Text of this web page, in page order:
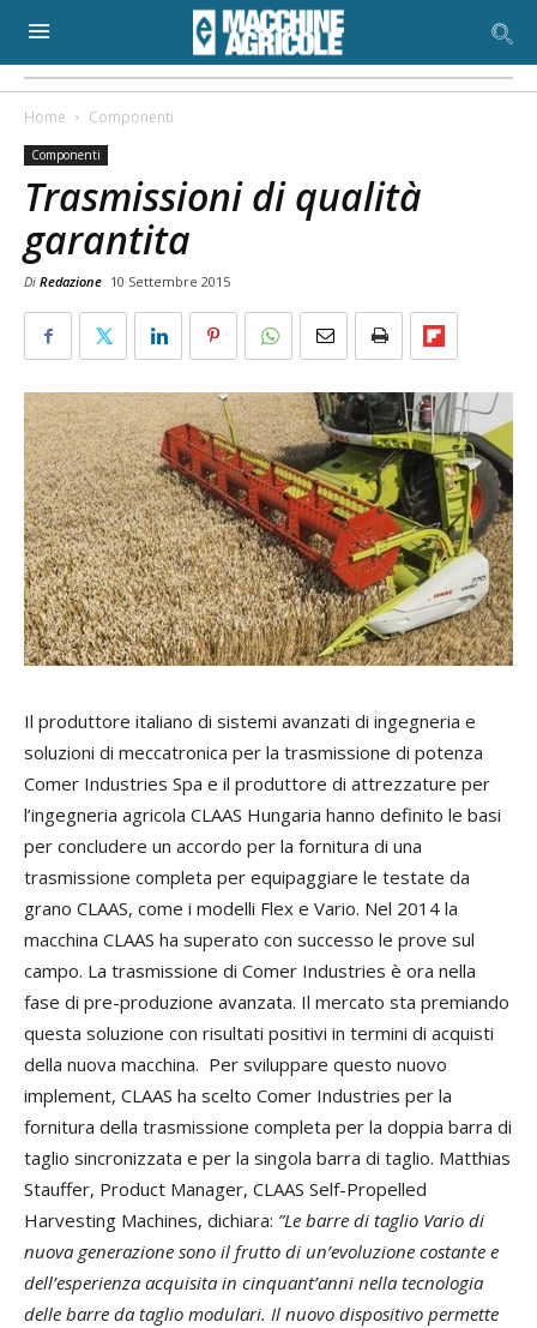
Home Componenti
Componenti
Trasmissioni di qualità
garantita
Di Redazione 10 Settembre 2015
Il produttore italiano di sistemi avanzati di ingegneria e
soluzioni di meccatronica per la trasmissione di potenza
Comer Industries Spa e il produttore di attrezzature per
l’ingegneria agricola CLAAS Hungaria hanno definito le basi
per concludere un accordo per la fornitura di una
trasmissione completa per equipaggiare le testate da
grano CLAAS, come i modelli Flex e Vario. Nel 2014 la
macchina CLAAS ha superato con successo le prove sul
campo. La trasmissione di Comer Industries è ora nella
fase di pre-produzione avanzata. Il mercato sta premiando
questa soluzione con risultati positivi in termini di acquisti
della nuova macchina. Per sviluppare questo nuovo
implement, CLAAS ha scelto Comer Industries per la
fornitura della trasmissione completa per la doppia barra di
taglio sincronizzata e per la singola barra di taglio. Matthias
Stauffer, Product Manager, CLAAS Self-Propelled
Harvesting Machines, dichiara: ”Le barre di taglio Vario di
nuova generazione sono il frutto di un’evoluzione costante e
dell’esperienza acquisita in cinquant’anni nella tecnologia
delle barre da taglio modulari. Il nuovo dispositivo permette